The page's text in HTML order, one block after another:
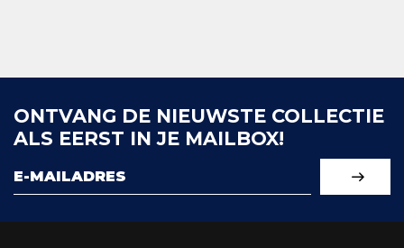
ONTVANG DE NIEUWSTE COLLECTIE
ALS EERST IN JE MAILBOX!